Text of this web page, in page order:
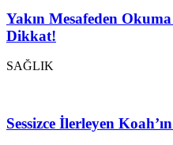
Yakın Mesafeden Okuma
Dikkat!
SAĞLIK
Sessizce İlerleyen